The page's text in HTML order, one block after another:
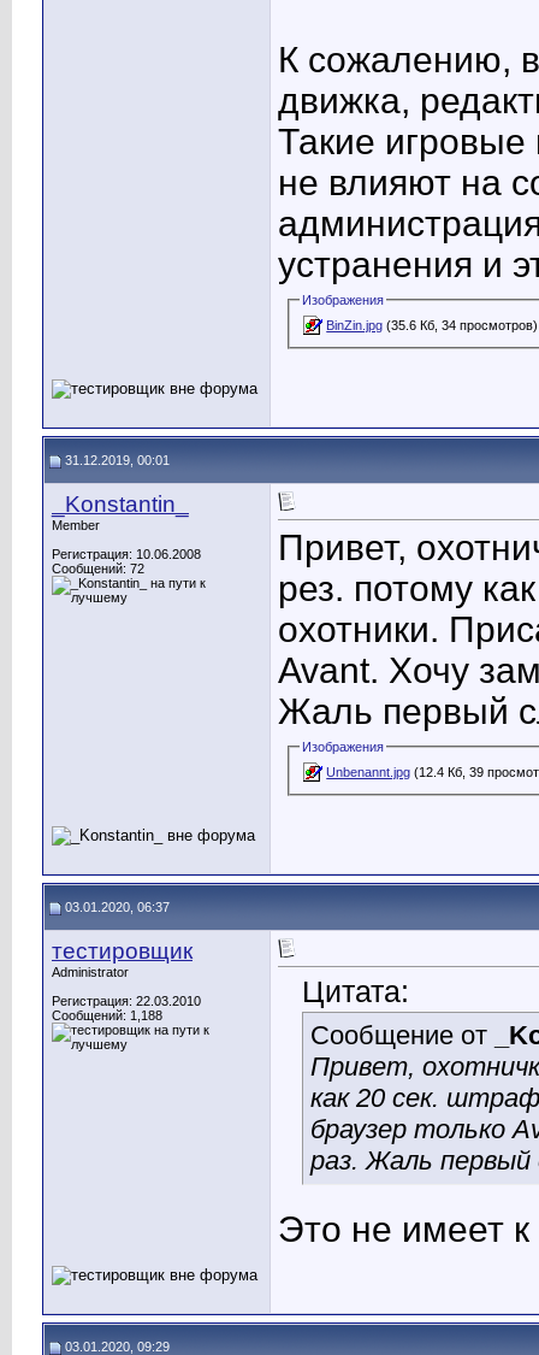
К сожалению,
движка,
Такие игровые
не влияют на
устранения и
Изображения
BinZin.jpg (35.6 Кб, 34 просмотров)
31.12.2019, 00:01
_Konstantin_
Member
Регистрация: 10.06.2008
Сообщений: 72
Привет,
рез. потому
охотники.
Avant. Хочу
Жаль первый
Изображения
Unbenannt.jpg (12.4 Кб, 39
03.01.2020, 06:37
тестировщик
Administrator
Регистрация: 22.03.2010
Сообщений: 1,188
Цитата:
Сообщение от
Привет,
как 20 сек.
браузер только
раз. Жаль первый
Это не имеет
03.01.2020, 09:29